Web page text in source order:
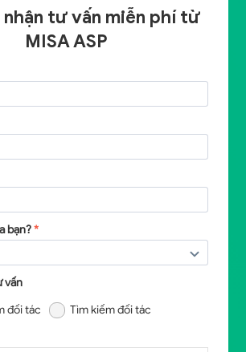
tư vấn miễn phí từ
MISA ASP
bạn?*
vấn
đối tác
Tìm kiếm đối tác